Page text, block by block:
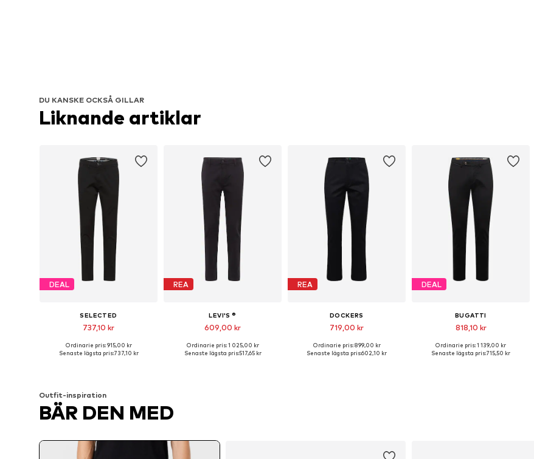
DU KANSKE OCKSÅ GILLAR
Liknande artiklar
DEAL
SELECTED
737,10 kr
Tillgänglig i många storlekar
Ordinarie pris: 915,00 kr
Senaste lägsta pris:737,10 kr
REA
LEVI'S ®
609,00 kr
Tillgänglig i många storlekar
Ordinarie pris: 1 025,00 kr
Senaste lägsta pris:517,65 kr
REA
DOCKERS
719,00 kr
Tillgänglig i många storlekar
Ordinarie pris: 899,00 kr
Senaste lägsta pris:602,10 kr
DEAL
BUGATTI
818,10 kr
Tillgänglig i många storlekar
Ordinarie pris: 1 139,00 kr
Senaste lägsta pris:715,50 kr
Outfit-inspiration
BÄR DEN MED